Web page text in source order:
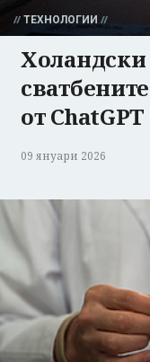
ТЕХНОЛОГИИ
Холандски
от ChatGPT
09 януари 2026